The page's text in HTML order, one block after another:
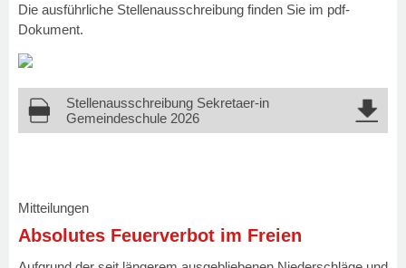
Die ausführliche Stellenausschreibung finden Sie im pdf-
Dokument.
Stellenausschreibung Sekretaer-in
Gemeindeschule 2026
Mitteilungen
Absolutes Feuerverbot im Freien